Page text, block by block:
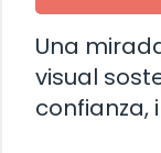
Una
visual
confianza,